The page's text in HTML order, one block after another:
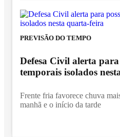
PREVISÃO DO TEMPO
Defesa Civil alerta
temporais isolados
Frente fria favorece chuva
manhã e o início da tarde